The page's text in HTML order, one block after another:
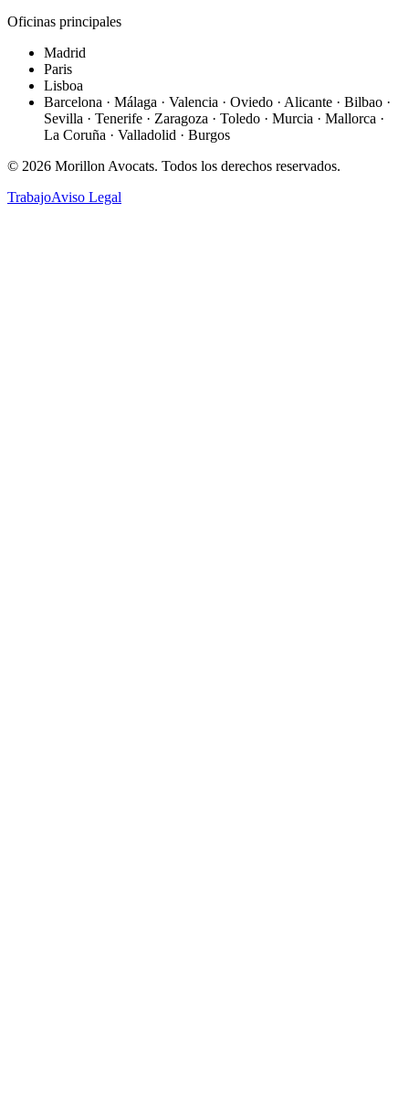
Oficinas principales
Madrid
Paris
Lisboa
Barcelona · Málaga · Valencia · Oviedo · Alicante · Bilbao ·
Sevilla · Tenerife · Zaragoza · Toledo · Murcia · Mallorca ·
La Coruña · Valladolid · Burgos
© 2026 Morillon Avocats. Todos los derechos reservados.
TrabajoAviso Legal